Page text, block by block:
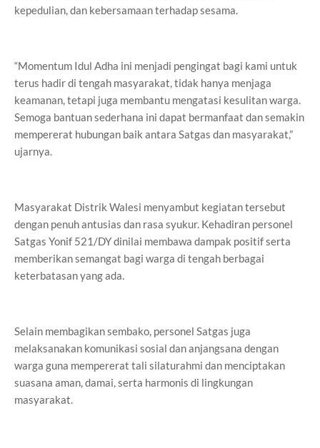
kepedulian, dan kebersamaan terhadap sesama.
“Momentum Idul Adha ini menjadi pengingat bagi kami untuk
terus hadir di tengah masyarakat, tidak hanya menjaga
keamanan, tetapi juga membantu mengatasi kesulitan warga.
Semoga bantuan sederhana ini dapat bermanfaat dan semakin
mempererat hubungan baik antara Satgas dan masyarakat,”
ujarnya.
Masyarakat Distrik Walesi menyambut kegiatan tersebut
dengan penuh antusias dan rasa syukur. Kehadiran personel
Satgas Yonif 521/DY dinilai membawa dampak positif serta
memberikan semangat bagi warga di tengah berbagai
keterbatasan yang ada.
Selain membagikan sembako, personel Satgas juga
melaksanakan komunikasi sosial dan anjangsana dengan
warga guna mempererat tali silaturahmi dan menciptakan
suasana aman, damai, serta harmonis di lingkungan
masyarakat.